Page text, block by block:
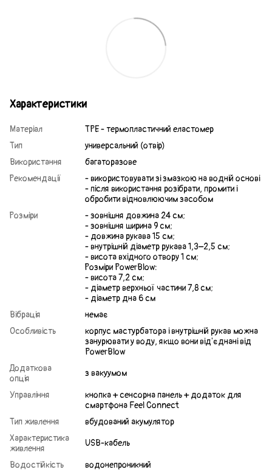
Характеристики
Матеріал
TPE - термопластичний еластомер
Тип
универсальний (отвір)
Використання
багаторазове
Рекомендації
- використовувати зі змазкою на водній основі
- після використання розібрати, промити і
обробити відновлюючим засобом
Розміри
- зовнішня довжина 24 см;
- зовнішня ширина 9 см;
- довжина рукава 15 см;
- внутрішній діаметр рукава 1,3–2,5 см;
- висота вхідного отвору 1 см;
Розміри PowerBlow:
- висота 7,2 см;
- діаметр верхньої частини 7,8 см;
- діаметр дна 6 см
Вібрація
немає
Особливість
корпус мастурбатора і внутрішній рукав можна
занурювати у воду, якщо вони від'єднані від
PowerBlow
Додаткова
опція
з вакуумом
Управління
кнопка + сенсорна панель + додаток для
смартфона Feel Connect
Тип живлення
вбудований акумулятор
Характеристика
живлення
USB-кабель
Водостійкість
водонепроникний